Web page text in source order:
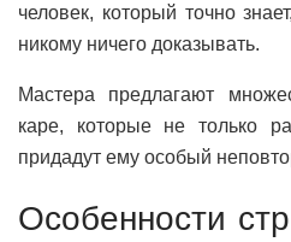
человек, который точно
никому ничего доказывать.
Мастера предлагают
каре, которые не только
придадут ему особый
Особенности